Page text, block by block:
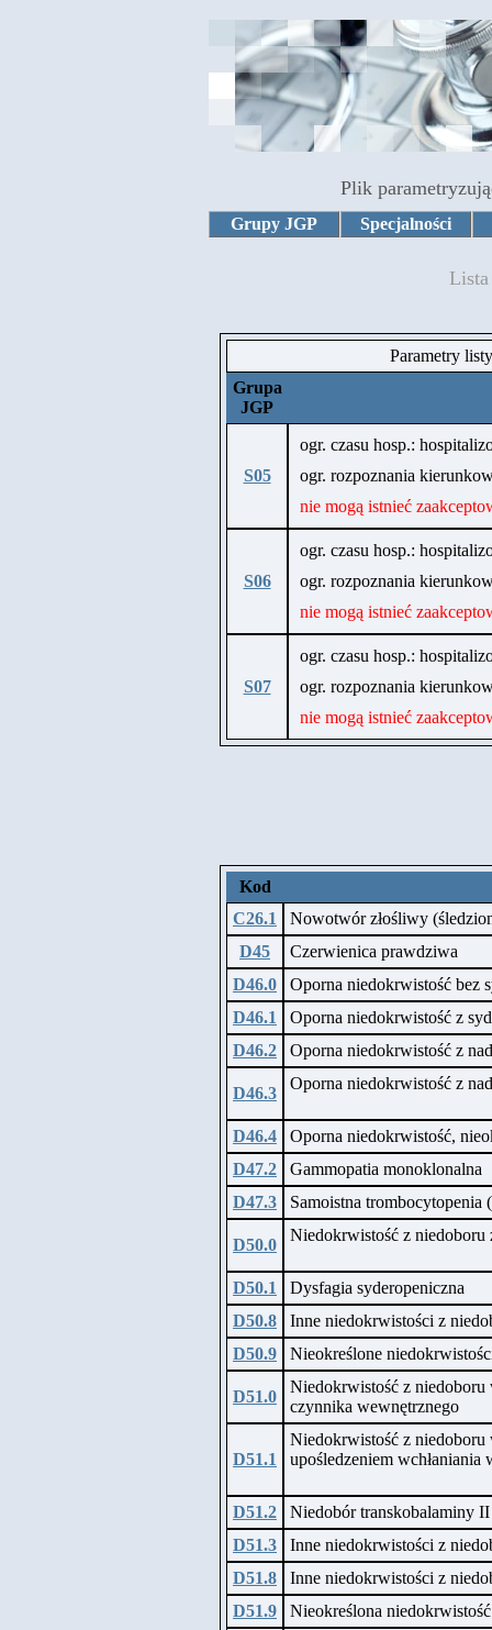
Plik
Grupy JGP Specjalności
Parametry
Grupa
JGP
S05
ogr. czasu hosp.:
ogr. rozpoznania
nie mogą istnieć
S06
ogr. czasu hosp.:
ogr. rozpoznania
nie mogą istnieć
S07
ogr. czasu hosp.:
ogr. rozpoznania
nie mogą istnieć
Kod
C26.1
Nowotwór złośliwy
D45
Czerwienica prawdziwa
D46.0
Oporna niedokrwistość bez
D46.1
Oporna niedokrwistość z
D46.2
Oporna niedokrwistość z
D46.3
Oporna niedokrwistość z
D46.4
Oporna niedokrwistość,
D47.2
Gammopatia monoklonalna
D47.3
Samoistna trombocytopenia
D50.0
Niedokrwistość z niedoboru
D50.1
Dysfagia syderopeniczna
D50.8
Inne niedokrwistości z
D50.9
Nieokreślone
D51.0
Niedokrwistość z
czynnika wewnętrznego
D51.1
Niedokrwistość z
upośledzeniem wchłaniania
D51.2
Niedobór transkobalaminy II
D51.3
Inne niedokrwistości z
D51.8
Inne niedokrwistości z
D51.9
Nieokreślona